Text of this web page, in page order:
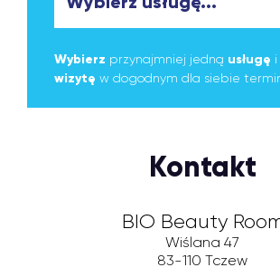
Wybierz przynajmniej jedną usługę i
wizytę w dogodnym dla siebie
Kontakt
BIO Beauty
Wiślana 47
83-110 Tczew